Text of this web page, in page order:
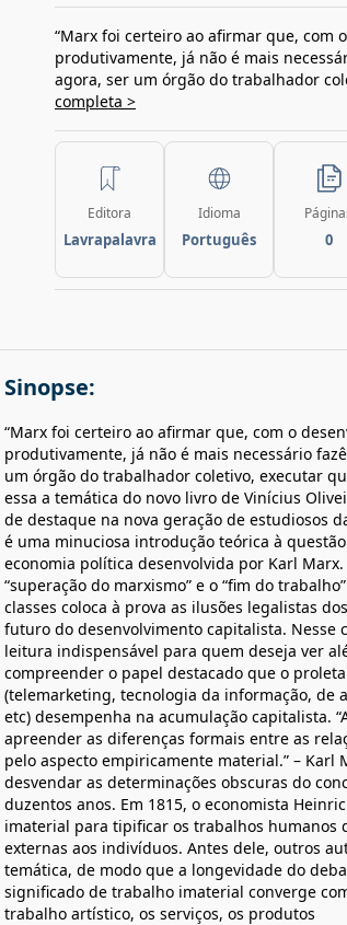
“Marx foi certeiro ao afirmar que, com
produtivamente, já não é mais
agora, ser um órgão do trabalhador
completa >
Editora
Lavrapalavra
Idioma
Português 0
Sinopse:
“Marx foi certeiro ao afirmar que, com o
produtivamente, já não é mais necessário
um órgão do trabalhador coletivo, executar
essa a temática do novo livro de Vinícius
de destaque na nova geração de estudiosos
é uma minuciosa introdução teórica à
economia política desenvolvida por Karl
“superação do marxismo” e o “fim do
classes coloca à prova as ilusões legalistas
futuro do desenvolvimento capitalista. Nesse
leitura indispensável para quem deseja ver
compreender o papel destacado que o
(telemarketing, tecnologia da informação, de
etc) desempenha na acumulação capitalista.
apreender as diferenças formais entre as
pelo aspecto empiricamente material.” – Karl
desvendar as determinações obscuras do
duzentos anos. Em 1815, o economista
imaterial para tipificar os trabalhos humanos
externas aos indivíduos. Antes dele, outros
temática, de modo que a longevidade do
significado de trabalho imaterial converge
trabalho artístico, os serviços, os produtos